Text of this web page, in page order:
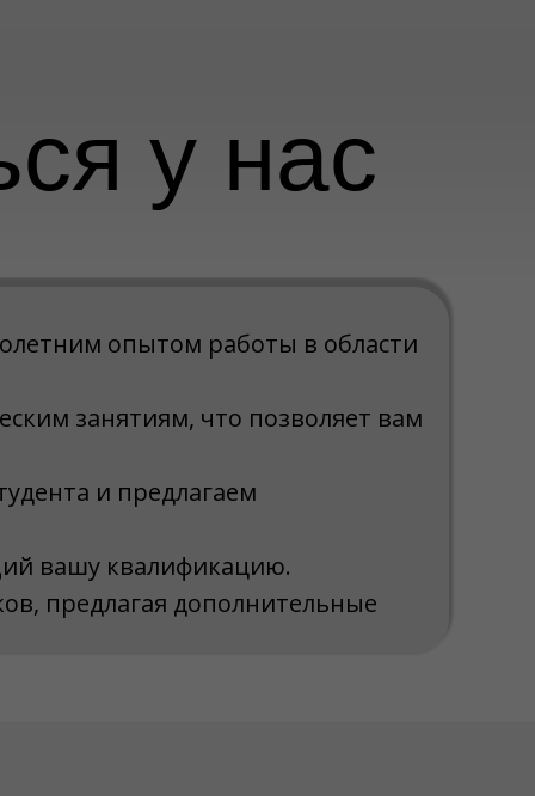
у нас
опытом работы в области
занятиям, что позволяет вам
и предлагаем
вашу квалификацию.
предлагая дополнительные